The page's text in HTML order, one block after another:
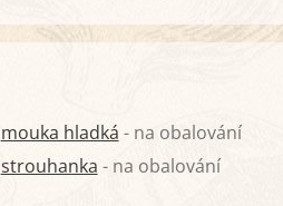
mouka hladká - na obalování
strouhanka - na obalování